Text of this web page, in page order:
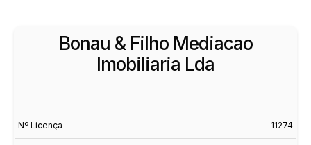
Bonau & Filho Mediacao
Imobiliaria Lda
Nº Licença 11274